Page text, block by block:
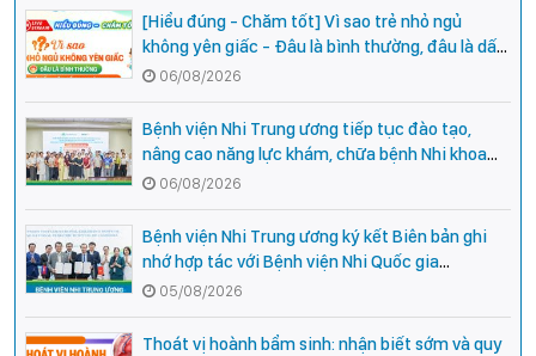
[Hiểu đúng - Chăm tốt] Vì sao trẻ nhỏ ngủ
không yên giấc - Đâu là bình thường, đâu là dấu
hiệu cần đi khám ngay?
06/08/2026
Bệnh viện Nhi Trung ương tiếp tục đào tạo,
nâng cao năng lực khám, chữa bệnh Nhi khoa
cho cán bộ y tế tại các tỉnh miền núi phía Bắc
06/08/2026
Bệnh viện Nhi Trung ương ký kết Biên bản ghi
nhớ hợp tác với Bệnh viện Nhi Quốc gia
Campuchia
05/08/2026
Thoát vị hoành bẩm sinh: nhận biết sớm và quy